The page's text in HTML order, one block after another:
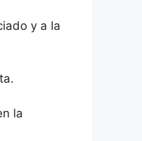
y a la
la